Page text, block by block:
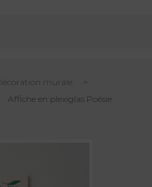
Décoration murale
Affiche en plexiglas Poésie